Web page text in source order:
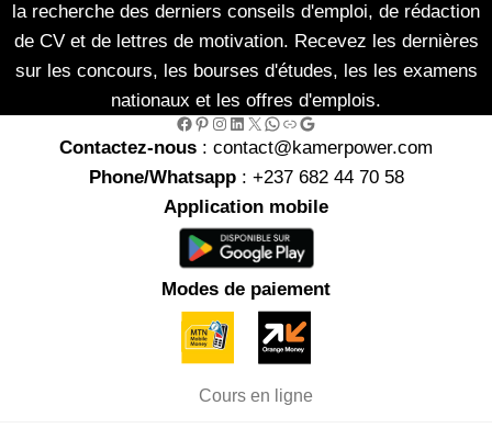
la recherche des derniers conseils d'emploi, de rédaction
de CV et de lettres de motivation. Recevez les dernières
sur les concours, les bourses d'études, les les examens
nationaux et les offres d'emplois.
Facebook Pinterest Instagram LinkedIn X WhatsApp Link Google
Contactez-nous : contact@kamerpower.com
Phone/Whatsapp: +237 682 44 70 58
Application mobile
Modes de paiement
Cours en ligne